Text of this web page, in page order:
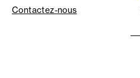
Contactez-nous